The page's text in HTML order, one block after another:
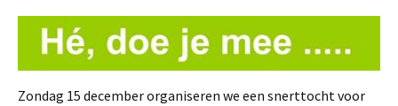
Zondag 15 december organiseren we een snerttocht voor